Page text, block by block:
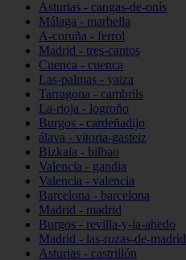
Asturias - cangas-de-onís
Málaga - marbella
A-coruña - ferrol
Madrid - tres-cantos
Cuenca - cuenca
Las-palmas - yaiza
Tarragona - cambrils
La-rioja - logroño
Burgos - cardeñadijo
álava - vitoria-gasteiz
Bizkaia - bilbao
Valencia - gandia
Valencia - valencia
Barcelona - barcelona
Madrid - madrid
Burgos - revilla-y-la-ahedo
Madrid - las-rozas-de-madrid
Asturias - castrillón